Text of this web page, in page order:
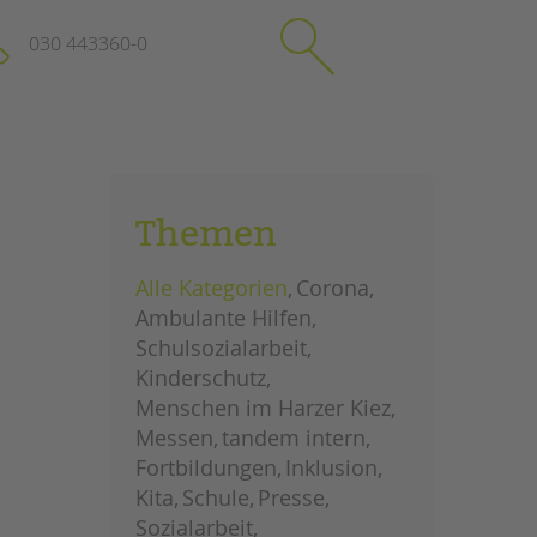
Impressum
Datenschutz
Hinweisgebersystem
Intranet
schließen
030 443360-0
SuchenThemen
Alle Kategorien Corona
Ambulante Hilfen
Schulsozialarbeit
Kinderschutz
Menschen im Harzer Kiez
Messen tandem intern
Fortbildungen Inklusion
Kita Schule Presse
Sozialarbeit